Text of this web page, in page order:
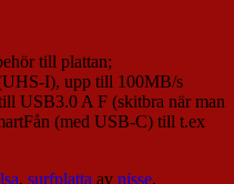
till plattan;
I), upp till 100MB/s
USB3.0 A F (skitbra när man
(med USB-C) till t.ex
, surfplatta av nisse.